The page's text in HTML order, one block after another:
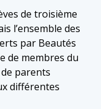
de troisième
l’ensemble des
par Beautés
de membres du
parents
différentes